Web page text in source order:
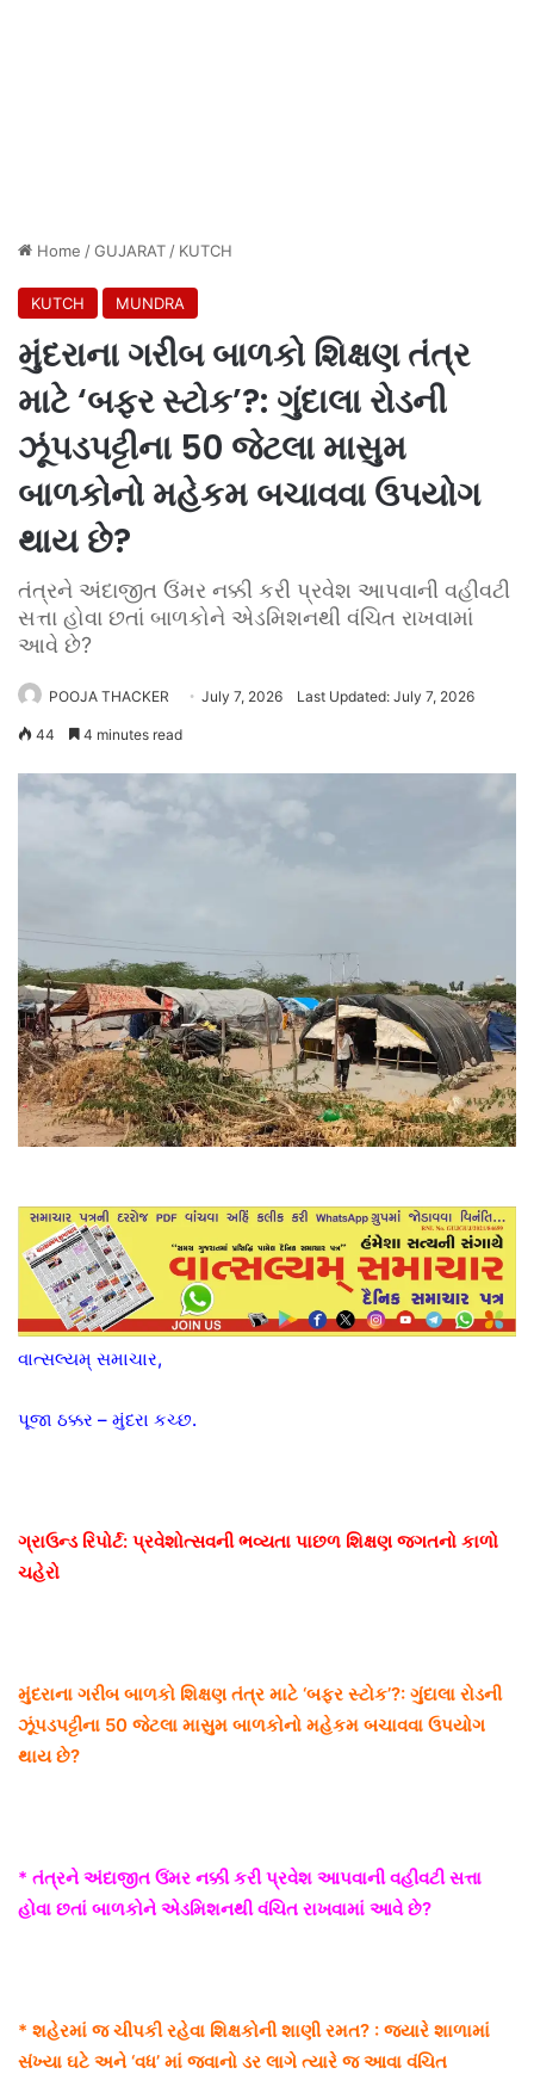
Home /GUJARAT / KUTCH
KUTCH MUNDRA
મુંદરાના ગરીબ બાળકો શિક્ષણ તંત્ર
માટે ‘બફર સ્ટોક’?: ગુંદાલા રોડની
ઝૂંપડપટ્ટીના 50 જેટલા માસુમ
બાળકોનો મહેકમ બચાવવા ઉપયોગ
થાય છે?
તંત્રને અંદાજીત ઉંમર નક્કી કરી પ્રવેશ આપવાની વહીવટી
સત્તા હોવા છતાં બાળકોને એડમિશનથી વંચિત રાખવામાં
આવે છે?
POOJA THACKER July 7, 2026 Last Updated: July 7, 2026
44 4 minutes read
વાત્સલ્યમ્ સમાચાર,
પૂજા ઠક્કર – મુંદરા કચ્છ.
ગ્રાઉન્ડ રિપોર્ટ: પ્રવેશોત્સવની ભવ્યતા પાછળ શિક્ષણ જગતનો કાળો
ચહેરો
મુંદરાના ગરીબ બાળકો શિક્ષણ તંત્ર માટે ‘બફર સ્ટોક’?: ગુંદાલા રોડની
ઝૂંપડપટ્ટીના 50 જેટલા માસુમ બાળકોનો મહેકમ બચાવવા ઉપયોગ
થાય છે?
* તંત્રને અંદાજીત ઉંમર નક્કી કરી પ્રવેશ આપવાની વહીવટી સત્તા
હોવા છતાં બાળકોને એડમિશનથી વંચિત રાખવામાં આવે છે?
* શહેરમાં જ ચીપકી રહેવા શિક્ષકોની શાણી રમત? : જ્યારે શાળામાં
સંખ્યા ઘટે અને ‘વધ’ માં જવાનો ડર લાગે ત્યારે જ આવા વંચિત